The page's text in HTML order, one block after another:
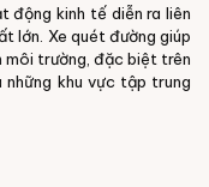
động kinh tế diễn ra liên
lớn. Xe quét đường giúp
môi trường, đặc biệt trên
những khu vực tập trung